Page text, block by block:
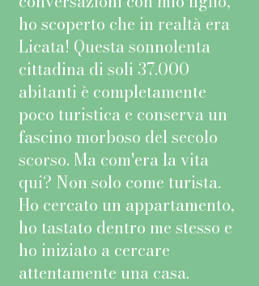
ho scoperto che in realtà era
Licata! Questa sonnolenta
cittadina di soli 37.000
abitanti è completamente
poco turistica e conserva un
fascino morboso del secolo
scorso. Ma com'era la vita
qui? Non solo come turista.
Ho cercato un appartamento,
ho tastato dentro me stesso e
ho iniziato a cercare
attentamente una casa.